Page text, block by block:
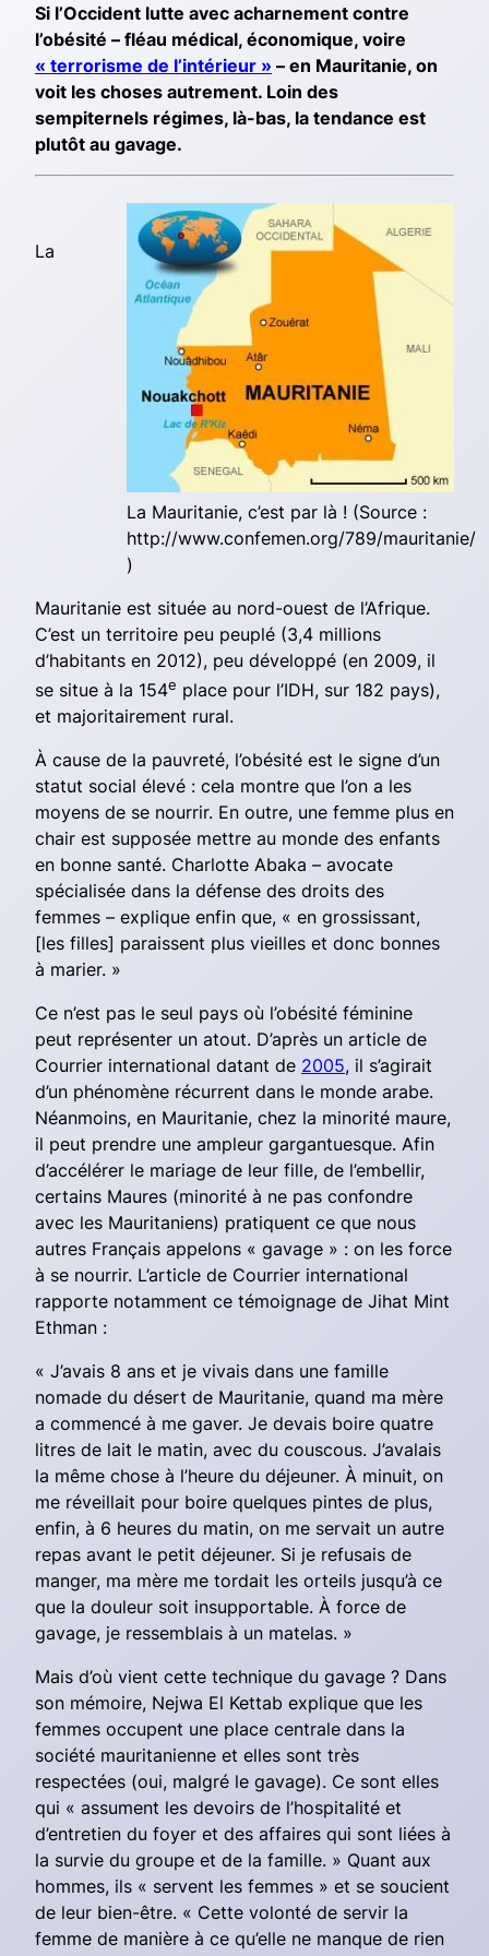
Si l’Occident lutte avec acharnement contre
l’obésité – fléau médical, économique, voire
« terrorisme de l’intérieur » – en Mauritanie, on
voit les choses autrement. Loin des
sempiternels régimes, là-bas, la tendance est
plutôt au gavage.
La Mauritanie, c’est par là ! (Source :
http://www.confemen.org/789/mauritanie/
)
La
Mauritanie est située au nord-ouest de l’Afrique.
C’est un territoire peu peuplé (3,4 millions
d’habitants en 2012), peu développé (en 2009, il
se situe à la 154e place pour l’IDH, sur 182 pays),
et majoritairement rural.
À cause de la pauvreté, l’obésité est le signe d’un
statut social élevé : cela montre que l’on a les
moyens de se nourrir. En outre, une femme plus en
chair est supposée mettre au monde des enfants
en bonne santé. Charlotte Abaka – avocate
spécialisée dans la défense des droits des
femmes – explique enfin que, « en grossissant,
[les filles] paraissent plus vieilles et donc bonnes
à marier. »
Ce n’est pas le seul pays où l’obésité féminine
peut représenter un atout. D’après un article de
Courrier international datant de 2005, il s’agirait
d’un phénomène récurrent dans le monde arabe.
Néanmoins, en Mauritanie, chez la minorité maure,
il peut prendre une ampleur gargantuesque. Afin
d’accélérer le mariage de leur fille, de l’embellir,
certains Maures (minorité à ne pas confondre
avec les Mauritaniens) pratiquent ce que nous
autres Français appelons « gavage » : on les force
à se nourrir. L’article de Courrier international
rapporte notamment ce témoignage de Jihat Mint
Ethman :
« J’avais 8 ans et je vivais dans une famille
nomade du désert de Mauritanie, quand ma mère
a commencé à me gaver. Je devais boire quatre
litres de lait le matin, avec du couscous. J’avalais
la même chose à l’heure du déjeuner. À minuit, on
me réveillait pour boire quelques pintes de plus,
enfin, à 6 heures du matin, on me servait un autre
repas avant le petit déjeuner. Si je refusais de
manger, ma mère me tordait les orteils jusqu’à ce
que la douleur soit insupportable. À force de
gavage, je ressemblais à un matelas. »
Mais d’où vient cette technique du gavage ? Dans
son mémoire, Nejwa El Kettab explique que les
femmes occupent une place centrale dans la
société mauritanienne et elles sont très
respectées (oui, malgré le gavage). Ce sont elles
qui « assument les devoirs de l’hospitalité et
d’entretien du foyer et des affaires qui sont liées à
la survie du groupe et de la famille. » Quant aux
hommes, ils « servent les femmes » et se soucient
de leur bien-être. « Cette volonté de servir la
femme de manière à ce qu’elle ne manque de rien